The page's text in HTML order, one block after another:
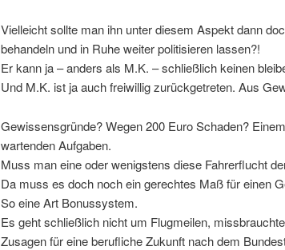
Vielleicht sollte man ihn unter diesem Aspekt dann
behandeln und in Ruhe weiter politisieren lassen?!
Er kann ja – anders als M.K. – schließlich keinen
Und M.K. ist ja auch freiwillig zurückgetreten. Aus
Gewissensgründe? Wegen 200 Euro Schaden?
wartenden Aufgaben.
Muss man eine oder wenigstens diese Fahrerflucht
Da muss es doch noch ein gerechtes Maß für einen
So eine Art Bonussystem.
Es geht schließlich nicht um Flugmeilen,
Zusagen für eine berufliche Zukunft nach dem